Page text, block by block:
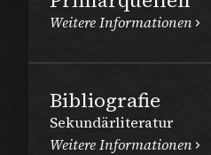
Weitere Informationen
Bibliografie
Sekundärliteratur
Weitere Informationen